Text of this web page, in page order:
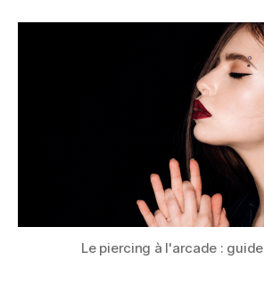
Le piercing à l'arcade :